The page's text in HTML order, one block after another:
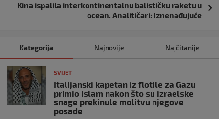
Kina ispalila interkontinentalnu balističku raketu u
ocean. Analitičari: Iznenađujuće
Kategorija Najnovije Najčitanije
SVIJET
Italijanski kapetan iz flotile za Gazu
primio islam nakon što su izraelske
snage prekinule molitvu njegove
posade